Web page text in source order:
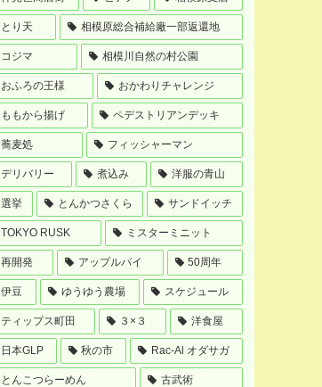
とり天 相模原総合補給廠一部返還地
コジマ 相模川自然の村公園
おふろの王様 おかわりチャレンジ
ももから揚げ ペデストリアンデッキ
蕎麦処 フィッシャーマン
デリバリー 煮込み 洋服の青山
選挙 とんかつさくら サンドイッチ
TOKYO RUSK ミスターミニット
再開発 アップルパイ 50周年
伊豆 ゆうゆう農場 スケジュール
ティップス町田 ３×３ 洋食屋
日本GLP 秋の市 Rac-Al オダサガ
とんこつらーめん 古武術